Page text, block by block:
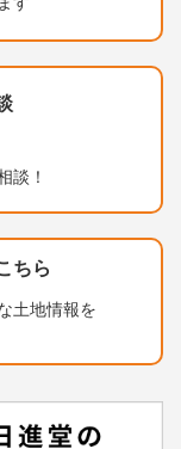
談！
ちら
土地情報を